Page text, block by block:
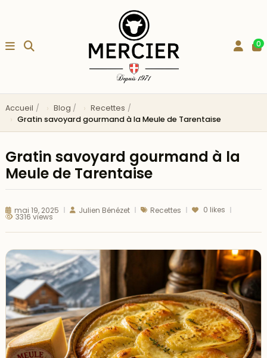
0
Accueil Blog
Recettes
Gratin savoyard gourmand à la Meule de Tarentaise
Gratin savoyard gourmand à la
Meule de Tarentaise
mai 19, 2025 Julien Bénézet Recettes 0 likes
3316 views